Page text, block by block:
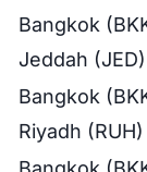
Bangkok
Jeddah (JED)
Bangkok
Riyadh (RUH)